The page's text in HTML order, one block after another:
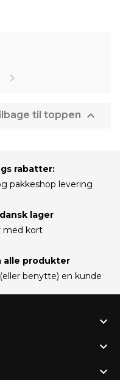
til toppen 
rabatter:
pakkeshop levering
lager
med kort
alle produkter
benytte) en kunde


